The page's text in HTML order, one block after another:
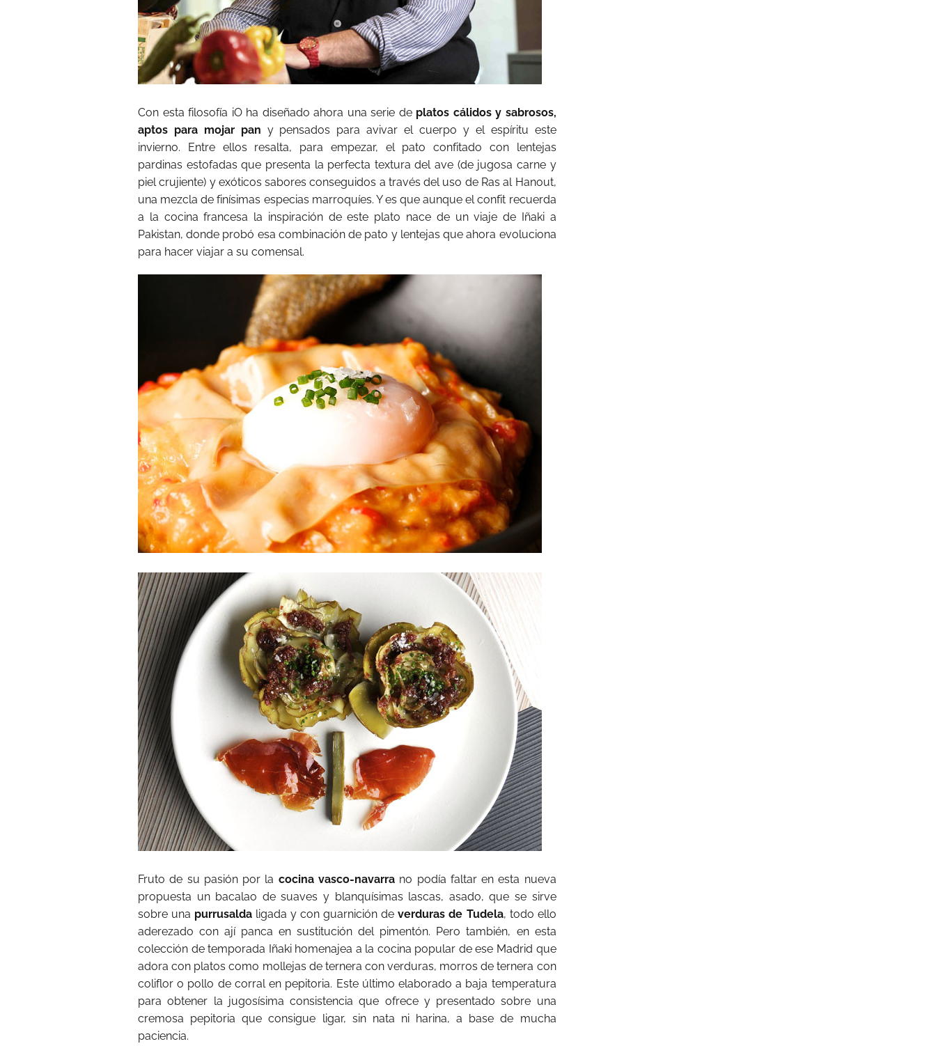
Con esta filosofía iO ha diseñado ahora una serie de platos cálidos y sabrosos,
aptos para mojar pan y pensados para avivar el cuerpo y el espíritu este
invierno. Entre ellos resalta, para empezar, el pato confitado con lentejas
pardinas estofadas que presenta la perfecta textura del ave (de jugosa carne y
piel crujiente) y exóticos sabores conseguidos a través del uso de Ras al Hanout,
una mezcla de finísimas especias marroquíes. Y es que aunque el confit recuerda
a la cocina francesa la inspiración de este plato nace de un viaje de Iñaki a
Pakistan, donde probó esa combinación de pato y lentejas que ahora evoluciona
para hacer viajar a su comensal.
Fruto de su pasión por la cocina vasco-navarrano podía faltar en esta nueva
propuesta un bacalao de suaves y blanquísimas lascas, asado, que se sirve
sobre una purrusalda ligada y con guarnición deverduras de Tudela, todo ello
aderezado con ají panca en sustitución del pimentón. Pero también, en esta
colección de temporada Iñaki homenajea a la cocina popular de ese Madrid que
adora con platos como mollejas de ternera con verduras, morros de ternera con
coliflor o pollo de corral en pepitoria. Este último elaborado a baja temperatura
para obtener la jugosísima consistencia que ofrece y presentado sobre una
cremosa pepitoria que consigue ligar, sin nata ni harina, a base de mucha
paciencia.